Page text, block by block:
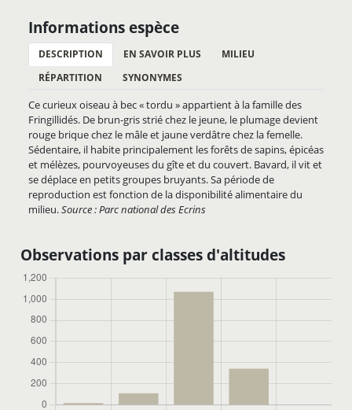
Informations espèce
DESCRIPTION EN SAVOIR PLUS
MILIEU
RÉPARTITION
SYNONYMES
Ce curieux oiseau à bec « tordu » appartient à la famille des
Fringillidés. De brun-gris strié chez le jeune, le plumage devient
rouge brique chez le mâle et jaune verdâtre chez la femelle.
Sédentaire, il habite principalement les forêts de sapins, épicéas
et mélèzes, pourvoyeuses du gîte et du couvert. Bavard, il vit et
se déplace en petits groupes bruyants. Sa période de
reproduction est fonction de la disponibilité alimentaire du
milieu.Source : Parc national des Ecrins
Observations par classes d'altitudes